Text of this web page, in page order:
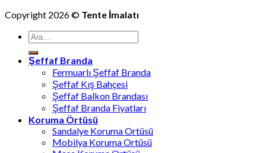
Copyright 2026 © Tente İmalatı
Ara:
Şeffaf Branda
Fermuarlı Şeffaf Branda
Şeffaf Kış Bahçesi
Şeffaf Balkon Brandası
Şeffaf Branda Fiyatları
Koruma Örtüsü
Sandalye Koruma Ortüsü
Mobilya Koruma Ortüsü